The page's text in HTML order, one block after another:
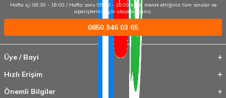
Hafta içi 08:30 - 18:00 / Hafta sonu 09:00 - 15:00 arası merak ettiğiniz tüm sorular ve
siparişleriniz için ulaşabilirsiniz.
0850 346 03 65
Üye / Bayi
Hızlı Erişim
Önemli Bilgiler